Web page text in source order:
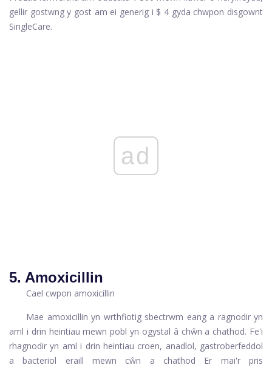
gellir gostwng y gost am ei generig i $ 4 gyda chwpon disgownt
SingleCare.
ad
5. Amoxicillin
Cael cwpon amoxicillin
Mae amoxicillin yn wrthfiotig sbectrwm eang a ragnodir yn
aml i drin heintiau mewn pobl yn ogystal â chŵn a chathod. Fe'i
rhagnodir yn aml i drin heintiau croen, anadlol, gastroberfeddol
a bacteriol eraill mewn cŵn a chathod Er mai'r pris